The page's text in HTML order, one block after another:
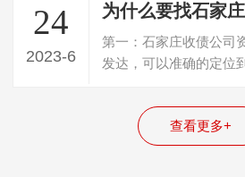
24
2023-6
第一：石家庄收债公司
发达，可以准确的定位
查看更多+